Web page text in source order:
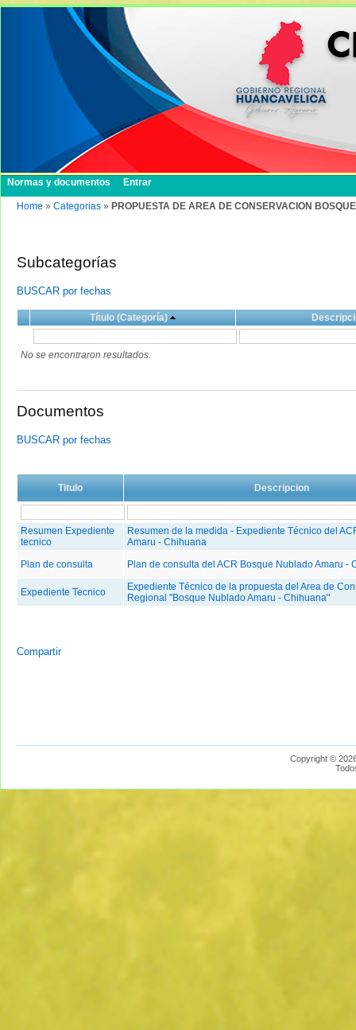
Normas y documentos Entrar
Home » Categorias » PROPUESTA DE AREA DE CONSERVACION
Subcategorías
BUSCAR por fechas
Título (Categoría)
No se encontraron resultados.
Documentos
BUSCAR por fechas
Titulo Descripcion
Resumen Expediente
tecnico
Resumen de la medida - Expediente Técnico del
Amaru - Chihuana
Plan de consulta
Plan de consulta del ACR Bosque Nublado Amaru -
Expediente Tecnico
Expediente Técnico de la propuesta del Area de
Regional "Bosque Nublado Amaru - Chihuana"
Compartir
Copyright ©